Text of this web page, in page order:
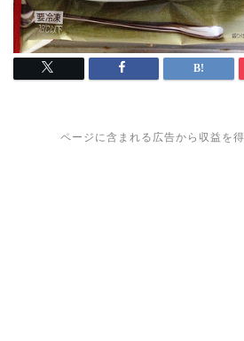
ページに含まれる広告から収益を